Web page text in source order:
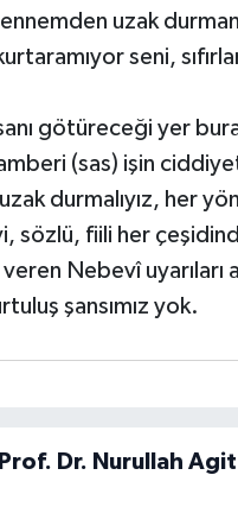
uzak
seni,
götüreceği yer
(sas) işin
uzak durmalıyız, her
sözlü, fiili her
Nebevî uyarıları
şansımız yok.
Prof. Dr. Nurullah